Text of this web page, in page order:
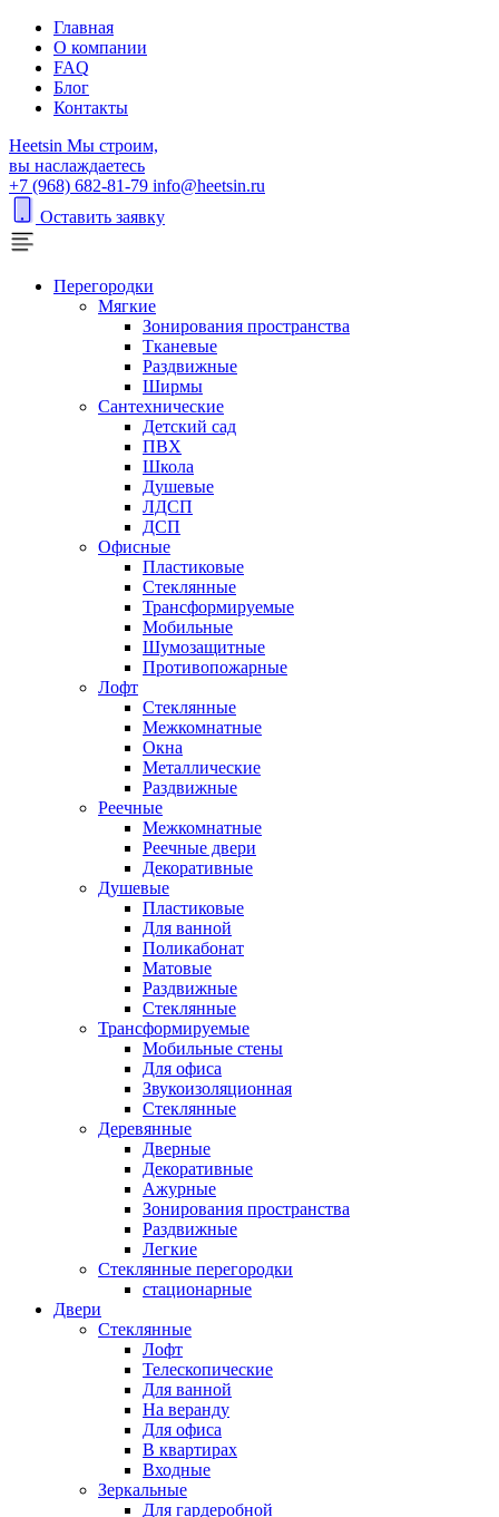
Главная
О компании
FAQ
Блог
Контакты
Heetsin Мы строим,
вы наслаждаетесь
+7 (968) 682-81-79 info@heetsin.ru
Оставить заявку
Перегородки
Мягкие
Зонирования пространства
Тканевые
Раздвижные
Ширмы
Сантехнические
Детский сад
ПВХ
Школа
Душевые
ЛДСП
ДСП
Офисные
Пластиковые
Стеклянные
Трансформируемые
Мобильные
Шумозащитные
Противопожарные
Лофт
Стеклянные
Межкомнатные
Окна
Металлические
Раздвижные
Реечные
Межкомнатные
Реечные двери
Декоративные
Душевые
Пластиковые
Для ванной
Поликабонат
Матовые
Раздвижные
Стеклянные
Трансформируемые
Мобильные стены
Для офиса
Звукоизоляционная
Стеклянные
Деревянные
Дверные
Декоративные
Ажурные
Зонирования пространства
Раздвижные
Легкие
Стеклянные перегородки
стационарные
Двери
Стеклянные
Лофт
Телескопические
Для ванной
На веранду
Для офиса
В квартирах
Входные
Зеркальные
Для гардеробной